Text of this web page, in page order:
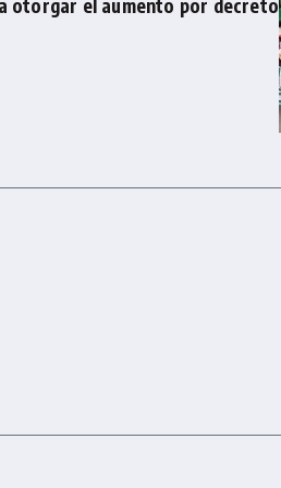
otorgar el aumento por decreto